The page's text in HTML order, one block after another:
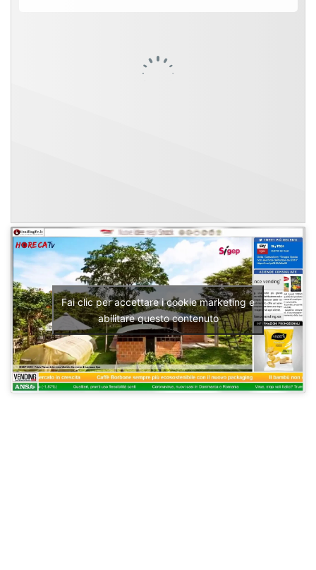
Fai clic per accettare i cookie marketing e
abilitare questo contenuto